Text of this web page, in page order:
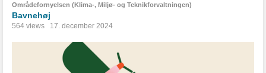
Områdefornyelsen (Klima-, Miljø- og Teknikforvaltningen)
Bavnehøj
564 views 17. december 2024